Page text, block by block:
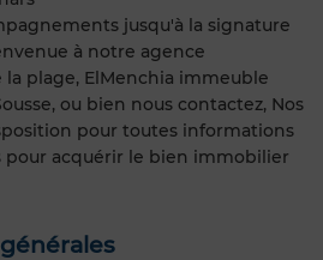
jusqu'à la signature
à notre agence
plage, ElMenchia immeuble
ou bien nous contactez, Nos
pour toutes informations
pour acquérir le bien immobilier